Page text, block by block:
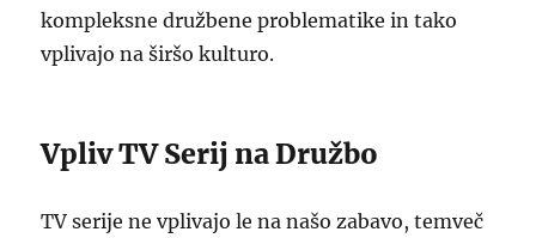
kompleksne družbene problematike in tako
vplivajo na širšo kulturo.
Vpliv TV Serij na Družbo
TV serije ne vplivajo le na našo zabavo, temveč